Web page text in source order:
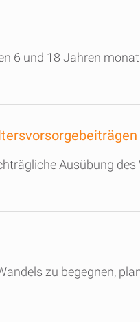
6 und 18 Jahren
Ausübung
zu begegnen,